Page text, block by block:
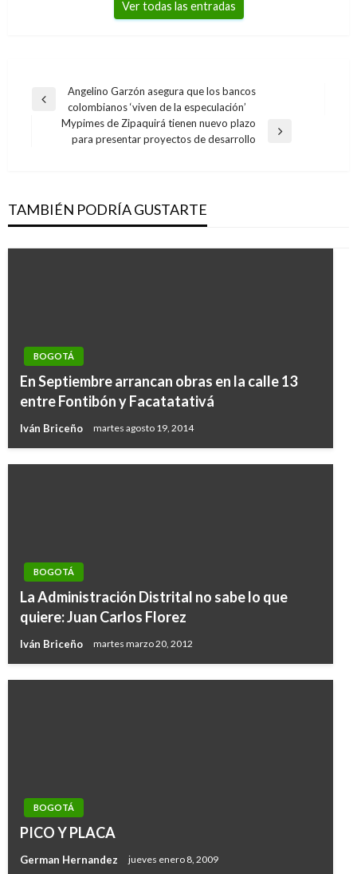
Ver todas las entradas
Navegación
entradas
Entrada
anterior
Angelino Garzón asegura que los bancos
colombianos ‘viven de la especulación’
Entrada
Mypimes de Zipaquirá tienen nuevo plazo
para presentar proyectos de desarrollo
TAMBIÉN PODRÍA GUSTARTE
BOGOTÁ
En Septiembre arrancan obras en la calle 13
entre Fontibón y Facatatativá
Iván Briceño martes agosto 19, 2014
BOGOTÁ
La Administración Distrital no sabe lo que
quiere: Juan Carlos Florez
Iván Briceño martes marzo 20, 2012
BOGOTÁ
PICO Y PLACA
German Hernandez jueves enero 8, 2009